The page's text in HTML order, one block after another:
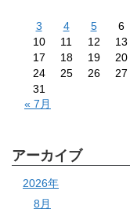
3
4 5 6
10
11 12 13
17
18 19 20
24
25 26 27
31
« 7月
アーカイブ
2026年
8月